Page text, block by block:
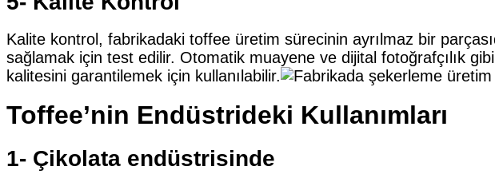
Kalite kontrol, fabrikadaki toffee üretim sürecinin ayrılmaz bir
sağlamak için test edilir. Otomatik muayene ve dijital fotoğrafçılık
kalitesini garantilemek için kullanılabilir.
Toffee’nin Endüstrideki Kullanımları
1- Çikolata endüstrisinde